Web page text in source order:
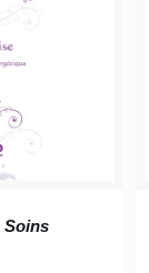
Soins